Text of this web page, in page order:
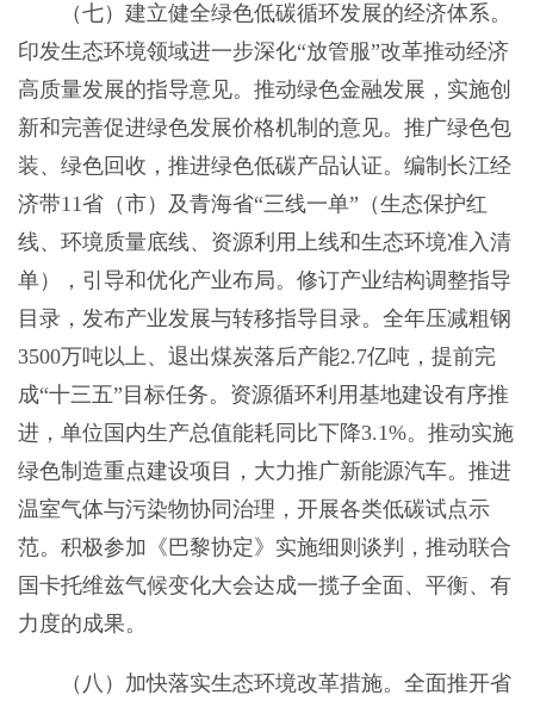
（七）建立健全绿色低碳循环发展的经济体系。
印发生态环境领域进一步深化“放管服”改革推动经济
高质量发展的指导意见。推动绿色金融发展，实施创
新和完善促进绿色发展价格机制的意见。推广绿色包
装、绿色回收，推进绿色低碳产品认证。编制长江经
济带11省（市）及青海省“三线一单”（生态保护红
线、环境质量底线、资源利用上线和生态环境准入清
单），引导和优化产业布局。修订产业结构调整指导
目录，发布产业发展与转移指导目录。全年压减粗钢
3500万吨以上、退出煤炭落后产能2.7亿吨，提前完
成“十三五”目标任务。资源循环利用基地建设有序推
进，单位国内生产总值能耗同比下降3.1%。推动实施
绿色制造重点建设项目，大力推广新能源汽车。推进
温室气体与污染物协同治理，开展各类低碳试点示
范。积极参加《巴黎协定》实施细则谈判，推动联合
国卡托维兹气候变化大会达成一揽子全面、平衡、有
力度的成果。
（八）加快落实生态环境改革措施。全面推开省